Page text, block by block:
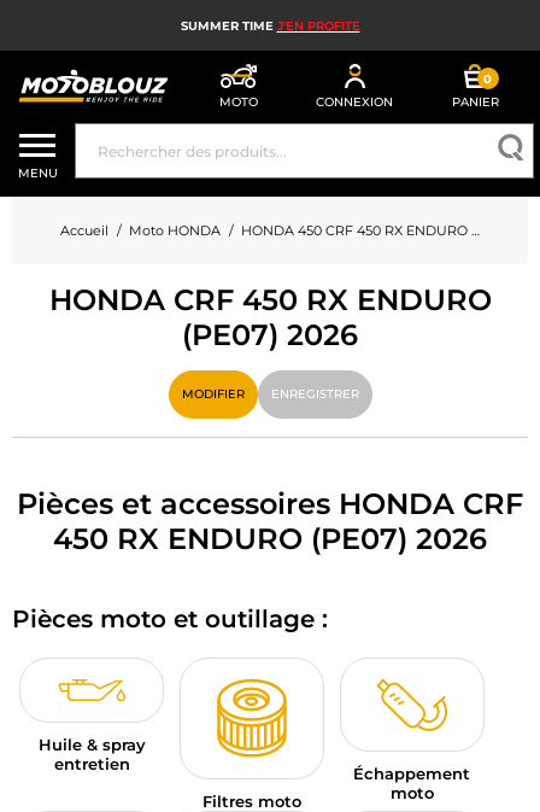
SUMMER TIME J'EN PROFITE
MOTO CONNEXION
0
PANIER
CASQUE MOTO
ÉQUIPEMENT MOTO HOMME
ÉQUIPEMENT MOTO FEMME
MX, ENDURO ET TRIAL
HIGH TECH MOTO
AIRBAG MOTO
ACCESSOIRES MOTO
PNEUS MOTO
SPORTSWEAR
BONS PLANS ET PROMO
CARTES CADEAUX
MENU
Accueil Moto HONDA HONDA 450 CRF 450 RX ENDURO (PE07)
HONDA CRF 450 RX ENDURO
(PE07) 2026
MODIFIER ENREGISTRER
Pièces et accessoires HONDA CRF
450 RX ENDURO (PE07) 2026
Pièces moto et outillage :
Huile & spray
entretien
Filtres moto
Échappement
moto